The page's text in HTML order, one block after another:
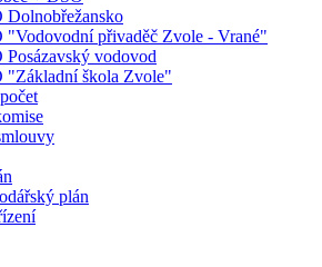
Dolnobřežansko
"Vodovodní přivaděč Zvole - Vrané"
Posázavský vodovod
"Základní škola Zvole"
plán